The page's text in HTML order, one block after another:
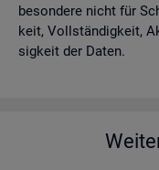
be­son­de­re nicht für
keit, Voll­stän­dig­keit,
sig­keit der Daten.